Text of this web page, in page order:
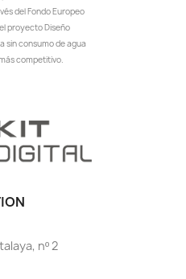
del Fondo Europeo
proyecto Diseño
sin consumo de agua
competitivo.
nº 2